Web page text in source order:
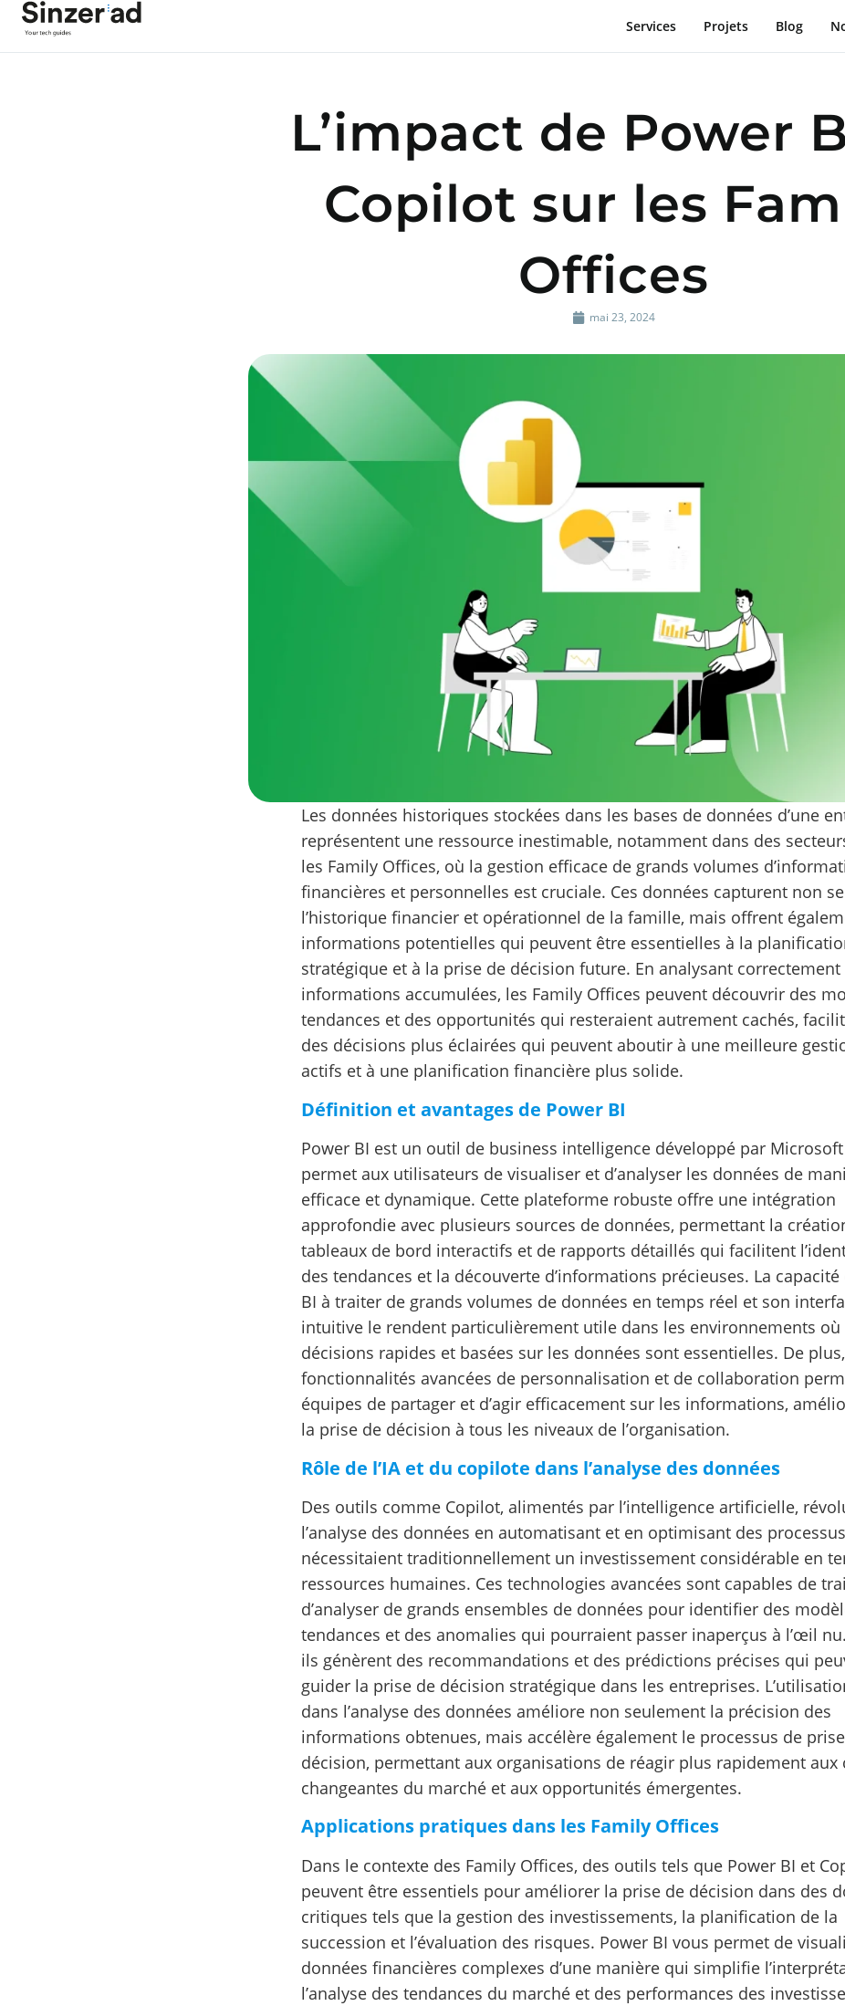
Services Projets Blog
L’impact de Power
Copilot sur les
Offices
mai 23, 2024
Les données historiques stockées dans les bases de données d’une
représentent une ressource inestimable, notamment dans des
les Family Offices, où la gestion efficace de grands volumes
financières et personnelles est cruciale. Ces données capturent non
l’historique financier et opérationnel de la famille, mais offrent
informations potentielles qui peuvent être essentielles à la
stratégique et à la prise de décision future. En analysant correctement
informations accumulées, les Family Offices peuvent découvrir des
tendances et des opportunités qui resteraient autrement cachés,
des décisions plus éclairées qui peuvent aboutir à une meilleure
actifs et à une planification financière plus solide.
Définition et avantages de Power BI
Power BI est un outil de business intelligence développé par
permet aux utilisateurs de visualiser et d’analyser les données de
efficace et dynamique. Cette plateforme robuste offre une intégration
approfondie avec plusieurs sources de données, permettant la
tableaux de bord interactifs et de rapports détaillés qui facilitent
des tendances et la découverte d’informations précieuses. La capacité
BI à traiter de grands volumes de données en temps réel et son
intuitive le rendent particulièrement utile dans les environnements où
décisions rapides et basées sur les données sont essentielles. De
fonctionnalités avancées de personnalisation et de collaboration
équipes de partager et d’agir efficacement sur les informations,
la prise de décision à tous les niveaux de l’organisation.
Rôle de l’IA et du copilote dans l’analyse des données
Des outils comme Copilot, alimentés par l’intelligence artificielle,
l’analyse des données en automatisant et en optimisant des
nécessitaient traditionnellement un investissement considérable en
ressources humaines. Ces technologies avancées sont capables de
d’analyser de grands ensembles de données pour identifier des
tendances et des anomalies qui pourraient passer inaperçus à l’œil
ils génèrent des recommandations et des prédictions précises qui
guider la prise de décision stratégique dans les entreprises.
dans l’analyse des données améliore non seulement la précision des
informations obtenues, mais accélère également le processus de
décision, permettant aux organisations de réagir plus rapidement aux
changeantes du marché et aux opportunités émergentes.
Applications pratiques dans les Family Offices
Dans le contexte des Family Offices, des outils tels que Power BI et
peuvent être essentiels pour améliorer la prise de décision dans des
critiques tels que la gestion des investissements, la planification de la
succession et l’évaluation des risques. Power BI vous permet de
données financières complexes d’une manière qui simplifie
l’analyse des tendances du marché et des performances des